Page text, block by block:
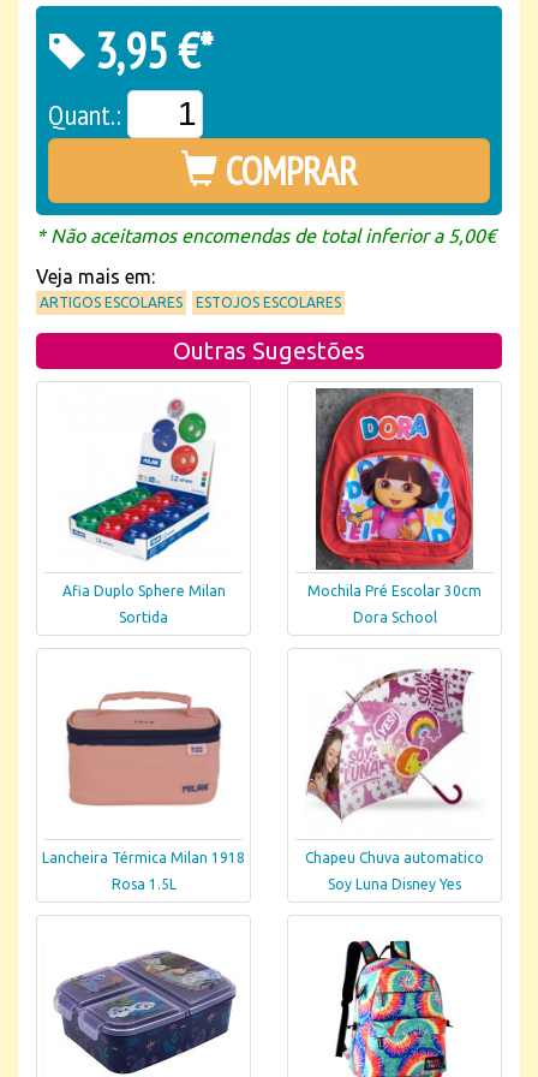
3,95 €*
Quant.:
COMPRAR
* Não aceitamos encomendas de total inferior a 5,00€
Veja mais em:
ARTIGOS ESCOLARES ESTOJOS ESCOLARES
Outras Sugestões
Afia Duplo Sphere Milan
Sortida
Mochila Pré Escolar 30cm
Dora School
Lancheira Térmica Milan 1918
Rosa 1.5L
Chapeu Chuva automatico
Soy Luna Disney Yes